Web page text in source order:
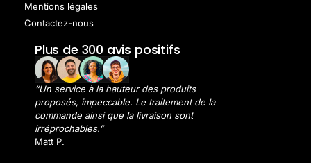
Mentions légales
Contactez-nous
Plus de 300 avis positifs
“Un service à la hauteur des produits
proposés, impeccable. Le traitement de la
commande ainsi que la livraison sont
irréprochables.”
Matt P.